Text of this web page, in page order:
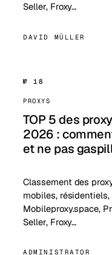
Seller, Froxy…
DAVID MÜLLER
№ 18
PROXYS
TOP 5 des
2026 :
et ne pas
Classement des
mobiles, résidentiels,
Mobileproxy.space,
Seller, Froxy…
ADMINISTRATOR